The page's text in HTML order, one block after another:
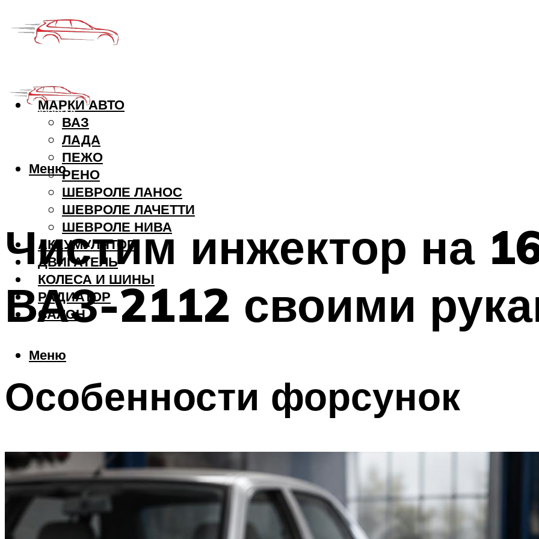
МАРКИ АВТО
ВАЗ
ЛАДА
ПЕЖО
РЕНО
ШЕВРОЛЕ ЛАНОС
ШЕВРОЛЕ ЛАЧЕТТИ
ШЕВРОЛЕ НИВА
АККУМУЛЯТОР
ДВИГАТЕЛЬ
КОЛЕСА И ШИНЫ
РАДИАТОР
САЛОН
Меню
Меню
Чистим инжектор на
ВАЗ-2112 своими
Особенности форсунок